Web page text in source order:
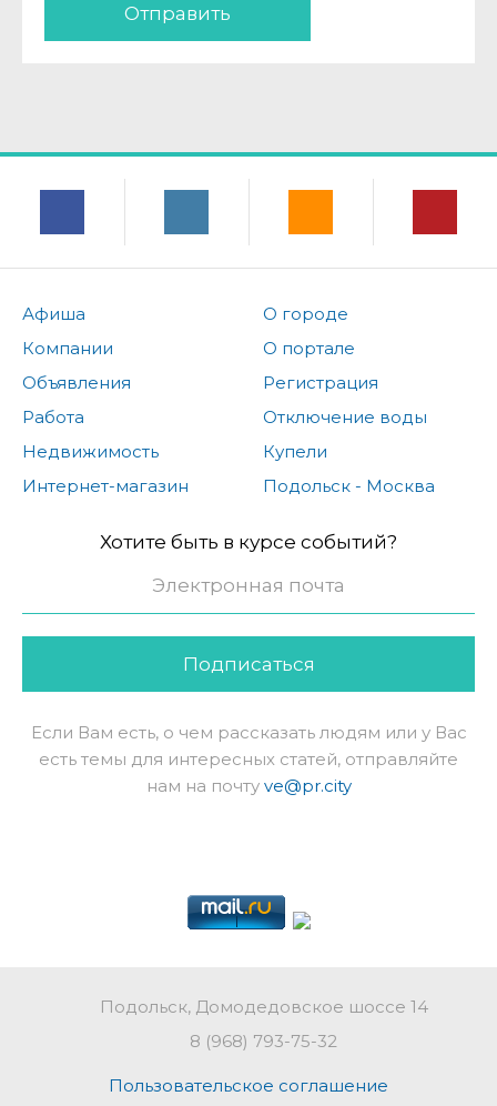
Отправить
Афиша
Компании
Объявления
Работа
Недвижимость
Интернет-магазин
О городе
О портале
Регистрация
Отключение воды
Купели
Подольск - Москва
Хотите быть в курсе событий?
Подписаться
Если Вам есть, о чем рассказать людям или у Вас
есть темы для интересных статей, отправляйте
нам на почту ve@pr.city
Подольск, Домодедовское шоссе 14
8 (968) 793-75-32
Пользовательское соглашение